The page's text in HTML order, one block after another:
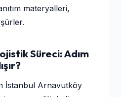
materyalleri,
Süreci: Adım
İstanbul Arnavutköy